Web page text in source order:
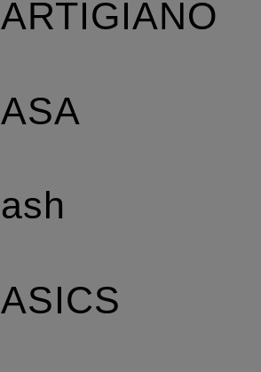
ARTIGIANO
ASA
ash
ASICS